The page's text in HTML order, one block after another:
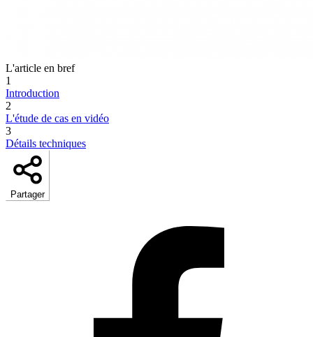
L'article en bref
1
Introduction
2
L'étude de cas en vidéo
3
Détails techniques
Partager